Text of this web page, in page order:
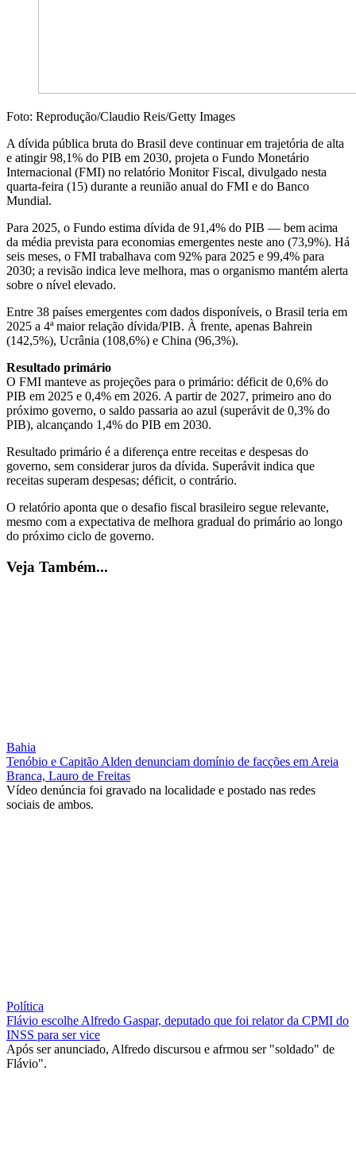
Foto: Reprodução/Claudio Reis/Getty Images
A dívida pública bruta do Brasil deve continuar em trajetória de alta
e atingir 98,1% do PIB em 2030, projeta o Fundo Monetário
Internacional (FMI) no relatório Monitor Fiscal, divulgado nesta
quarta-feira (15) durante a reunião anual do FMI e do Banco
Mundial.
Para 2025, o Fundo estima dívida de 91,4% do PIB — bem acima
da média prevista para economias emergentes neste ano (73,9%). Há
seis meses, o FMI trabalhava com 92% para 2025 e 99,4% para
2030; a revisão indica leve melhora, mas o organismo mantém alerta
sobre o nível elevado.
Entre 38 países emergentes com dados disponíveis, o Brasil teria em
2025 a 4ª maior relação dívida/PIB. À frente, apenas Bahrein
(142,5%), Ucrânia (108,6%) e China (96,3%).
Resultado primário
O FMI manteve as projeções para o primário: déficit de 0,6% do
PIB em 2025 e 0,4% em 2026. A partir de 2027, primeiro ano do
próximo governo, o saldo passaria ao azul (superávit de 0,3% do
PIB), alcançando 1,4% do PIB em 2030.
Resultado primário é a diferença entre receitas e despesas do
governo, sem considerar juros da dívida. Superávit indica que
receitas superam despesas; déficit, o contrário.
O relatório aponta que o desafio fiscal brasileiro segue relevante,
mesmo com a expectativa de melhora gradual do primário ao longo
do próximo ciclo de governo.
Veja Também...
Bahia
Tenóbio e Capitão Alden denunciam domínio de facções em Areia
Branca, Lauro de Freitas
Vídeo denúncia foi gravado na localidade e postado nas redes
sociais de ambos.
Política
Flávio escolhe Alfredo Gaspar, deputado que foi relator da CPMI do
INSS para ser vice
Após ser anunciado, Alfredo discursou e afrmou ser "soldado" de
Flávio".